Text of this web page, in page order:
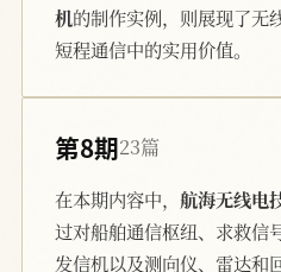
机的制作实例，则展现了无
短程通信中的实用价值。
第8期23篇
在本期内容中， 航海无线电
过对船舶通信枢纽、求救信
发信机以及测向仪、雷达和